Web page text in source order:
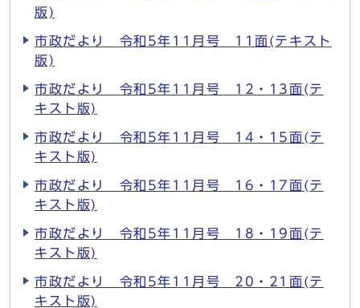
版)
市政だより 令和5年11月号 11面(テキスト
版)
市政だより 令和5年11月号 12・13面(テ
キスト版)
市政だより 令和5年11月号 14・15面(テ
キスト版)
市政だより 令和5年11月号 16・17面(テ
キスト版)
市政だより 令和5年11月号 18・19面(テ
キスト版)
市政だより 令和5年11月号 20・21面(テ
キスト版)